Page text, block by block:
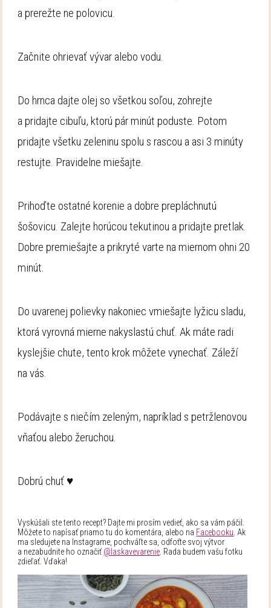
a prerežte ne polovicu.
Začnite ohrievať vývar alebo vodu.
Do hrnca dajte olej so všetkou soľou, zohrejte
a pridajte cibuľu, ktorú pár minút poduste. Potom
pridajte všetku zeleninu spolu s rascou a asi 3 minúty
restujte. Pravidelne miešajte.
Prihoďte ostatné korenie a dobre prepláchnutú
šošovicu. Zalejte horúcou tekutinou a pridajte pretlak.
Dobre premiešajte a prikryté varte na miernom ohni 20
minút.
Do uvarenej polievky nakoniec vmiešajte lyžicu sladu,
ktorá vyrovná mierne nakyslastú chuť. Ak máte radi
kyslejšie chute, tento krok môžete vynechať. Záleží
na vás.
Podávajte s niečím zeleným, napríklad s petržlenovou
vňaťou alebo žeruchou.
Dobrú chuť ♥
Vyskúšali ste tento recept? Dajte mi prosím vedieť, ako sa vám páčil.
Môžete to napísať priamo tu do komentára, alebo na Facebooku. Ak
ma sledujete na Instagrame, pochváľte sa, odfoťte svoj výtvor
a nezabudnite ho označiť @laskavevarenie. Rada budem vašu fotku
zdieľať. Vďaka!